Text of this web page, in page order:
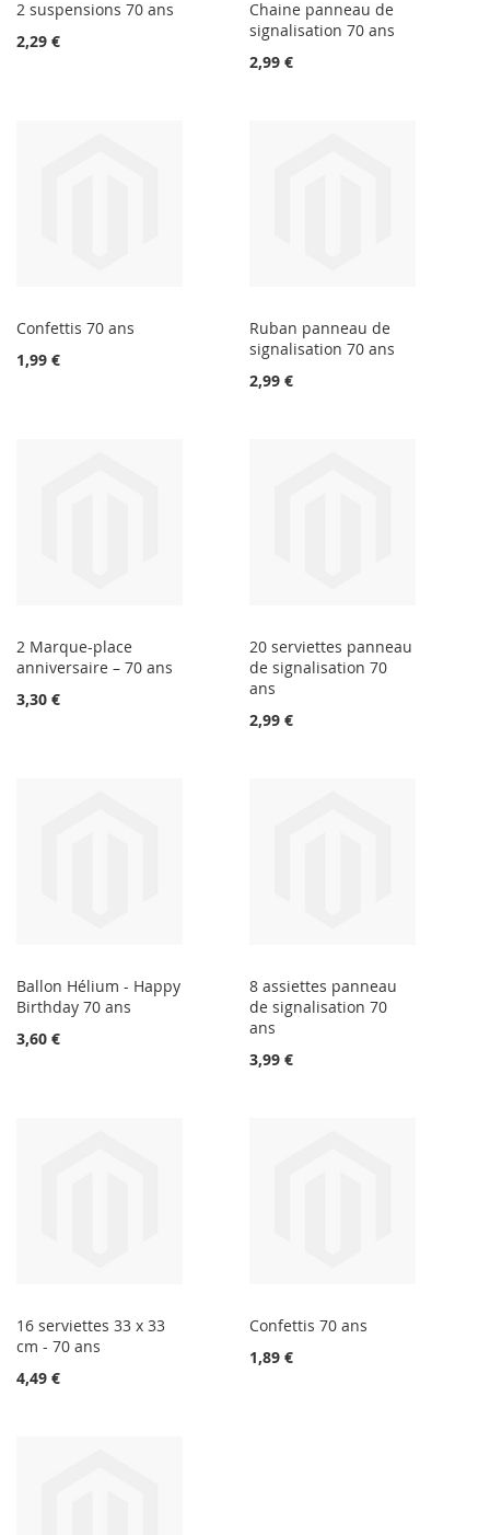
2 suspensions 70 ans
2,29 €
Chaine panneau de
signalisation 70 ans
2,99 €
Confettis 70 ans
1,99 €
Ruban panneau de
signalisation 70 ans
2,99 €
2 Marque-place
anniversaire – 70 ans
3,30 €
20 serviettes panneau
de signalisation 70
ans
2,99 €
Ballon Hélium - Happy
Birthday 70 ans
3,60 €
8 assiettes panneau
de signalisation 70
ans
3,99 €
16 serviettes 33 x 33
cm - 70 ans
4,49 €
Confettis 70 ans
1,89 €